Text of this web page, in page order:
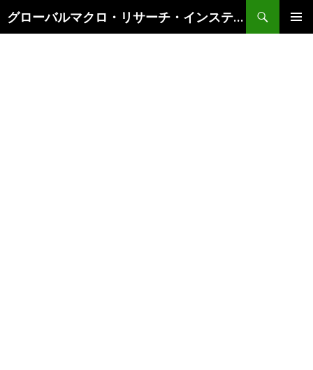
グローバルマクロ・リサーチ・インスティテュート
索